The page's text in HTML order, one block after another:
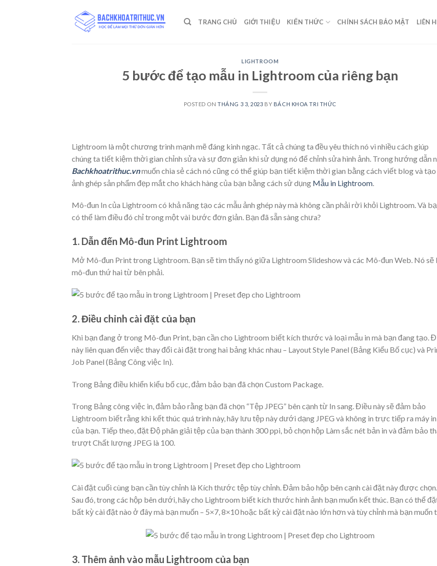
TRANG CHỦ GIỚI THIỆU KIẾN THỨC CHÍNH SÁCH BẢO MẬT LIÊN
LIGHTROOM
5 bước để tạo mẫu in Lightroom của riêng bạn
POSTED ONTHÁNG 3 3, 2023 BY BÁCH KHOA TRI THỨC
Lightroom là một chương trình mạnh mẽ đáng kinh ngạc. Tất cả chúng ta đều yêu thích nó vì nhiều cách giúp
chúng ta tiết kiệm thời gian chỉnh sửa và sự đơn giản khi sử dụng nó để chỉnh sửa hình ảnh. Trong hướng dẫn
Bachkhoatrithuc.vnmuốn chia sẻ cách nó cũng có thể giúp bạn tiết kiệm thời gian bằng cách viết blog và tạo
ảnh ghép sản phẩm đẹp mắt cho khách hàng của bạn bằng cách sử dụng Mẫu in Lightroom
Mô-đun In của Lightroom có ​​khả năng tạo các mẫu ảnh ghép này mà không cần phải rời khỏi Lightroom. Và
có thể làm điều đó chỉ trong một vài bước đơn giản. Bạn đã sẵn sàng chưa?
1. Dẫn đến Mô-đun Print Lightroom
Mở Mô-đun Print trong Lightroom. Bạn sẽ tìm thấy nó giữa Lightroom Slideshow và các Mô-đun Web. Nó sẽ
mô-đun thứ hai từ bên phải.
2. Điều chỉnh cài đặt của bạn
Khi bạn đang ở trong Mô-đun Print, bạn cần cho Lightroom biết kích thước và loại mẫu in mà bạn đang tạo.
này liên quan đến việc thay đổi cài đặt trong hai bảng khác nhau – Layout Style Panel (Bảng Kiểu Bố cục) và
Job Panel (Bảng Công việc In).
Trong Bảng điều khiển kiểu bố cục, đảm bảo bạn đã chọn Custom Package.
Trong Bảng công việc in, đảm bảo rằng bạn đã chọn “Tệp JPEG” bên cạnh từ In sang. Điều này sẽ đảm bảo
Lightroom biết rằng khi kết thúc quá trình này, hãy lưu tệp này dưới dạng JPEG và không in trực tiếp ra máy in
của bạn. Tiếp theo, đặt Độ phân giải tệp của bạn thành 300 ppi, bỏ chọn hộp Làm sắc nét bản in và đảm bảo
trượt Chất lượng JPEG là 100.
Cài đặt cuối cùng bạn cần tùy chỉnh là Kích thước tệp tùy chỉnh. Đảm bảo hộp bên cạnh cài đặt này được chọn.
Sau đó, trong các hộp bên dưới, hãy cho Lightroom biết kích thước hình ảnh bạn muốn kết thúc. Bạn có thể
bất kỳ cài đặt nào ở đây mà bạn muốn – 5×7, 8×10 hoặc bất kỳ cài đặt nào lớn hơn và tùy chỉnh mà bạn muốn
3. Thêm ảnh vào mẫu Lightroom của bạn